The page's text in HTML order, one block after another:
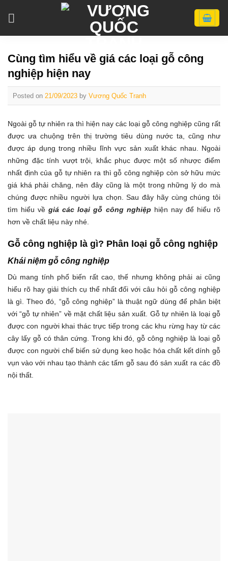
Cùng tìm hiểu về giá các loại gỗ công
nghiệp hiện nay
Posted on 21/09/2023 by Vương Quốc Tranh
Ngoài gỗ tự nhiên ra thì hiện nay các loại gỗ công nghiệp cũng rất
được ưa chuộng trên thị trường tiêu dùng nước ta, cũng như
được áp dụng trong nhiều lĩnh vực sản xuất khác nhau. Ngoài
những đặc tính vượt trội, khắc phục được một số nhược điểm
nhất định của gỗ tự nhiên ra thì gỗ công nghiệp còn sở hữu mức
giá khá phải chăng, nên đây cũng là một trong những lý do mà
chúng được nhiều người lựa chọn. Sau đây hãy cùng chúng tôi
tìm hiểu vềgiá các loại gỗ công nghiệp hiện nay để hiểu rõ
hơn về chất liệu này nhé.
Gỗ công nghiệp là gì? Phân loại gỗ công nghiệp
Khái niệm gỗ công nghiệp
Dù mang tính phổ biến rất cao, thế nhưng không phải ai cũng
hiểu rõ hay giải thích cụ thể nhất đối với câu hỏi gỗ công nghiệp
là gì. Theo đó, “gỗ công nghiệp” là thuật ngữ dùng để phân biệt
với “gỗ tự nhiên” về mặt chất liệu sản xuất. Gỗ tự nhiên là loại gỗ
được con người khai thác trực tiếp trong các khu rừng hay từ các
cây lấy gỗ có thân cứng. Trong khi đó, gỗ công nghiệp là loại gỗ
được con người chế biến sử dụng keo hoặc hóa chất kết dính gỗ
vụn vào với nhau tạo thành các tấm gỗ sau đó sản xuất ra các đồ
nội thất.